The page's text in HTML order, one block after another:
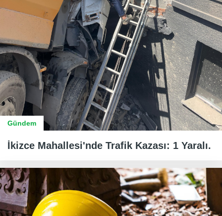
Gündem
İkizce Mahallesi'nde Trafik Kazası: 1 Yaralı.